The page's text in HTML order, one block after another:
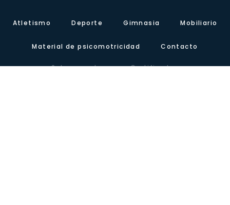
Atletismo Deporte Gimnasia Mobiliario
Material de psicomotricidad Contacto
Sobre nosotros Certificados